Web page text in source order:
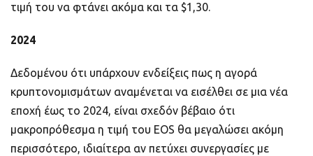
τιμή του να φτάνει ακόμα και τα $1,30.
2024
Δεδομένου ότι υπάρχουν ενδείξεις πως η αγορά
κρυπτονομισμάτων αναμένεται να εισέλθει σε μια νέα
εποχή έως το 2024, είναι σχεδόν βέβαιο ότι
μακροπρόθεσμα η τιμή του EOS θα μεγαλώσει ακόμη
περισσότερο, ιδιαίτερα αν πετύχει συνεργασίες με